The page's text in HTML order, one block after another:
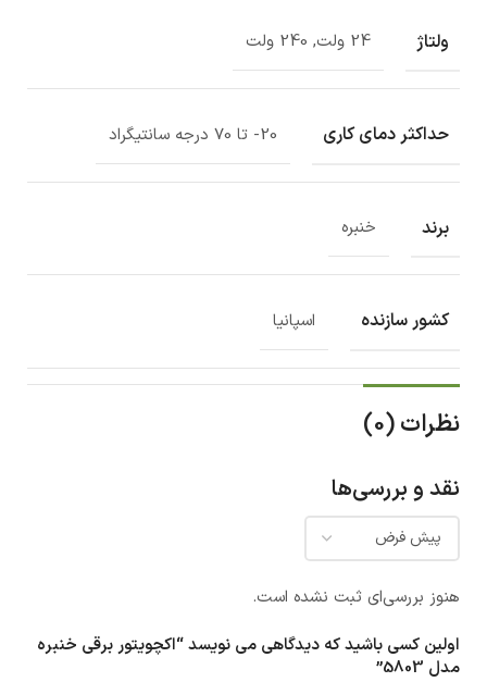
ولتاژ 24 ولت, 240 ولت
حداکثر دمای کاری 20- تا 70 درجه سانتیگراد
برند خنبره
کشور سازنده اسپانیا
نظرات (0)
نقد و بررسی‌ها
هنوز بررسی‌ای ثبت نشده است.
اولین کسی باشید که دیدگاهی می نویسد “اکچویتور برقی خنبره
مدل 5803”